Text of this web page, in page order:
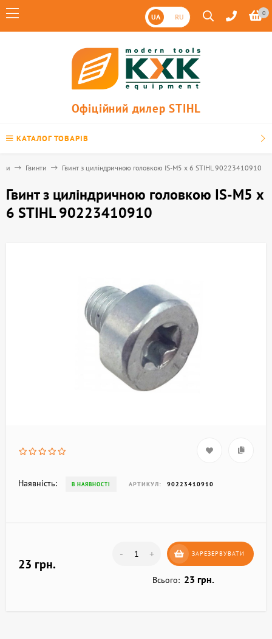
UA RU 0
Офіційний дилер STIHL
КАТАЛОГ ТОВАРІВ
Гвинти Гвинт з циліндричною головкою IS-М5 х 6 STIHL 90223410910
Гвинт з циліндричною головкою IS-М5 х
6 STIHL 90223410910
Наявність: В НАЯВНОСТІ АРТИКУЛ: 90223410910
23 грн.
- + ЗАРЕЗЕРВУВАТИ
Всього: 23 грн.